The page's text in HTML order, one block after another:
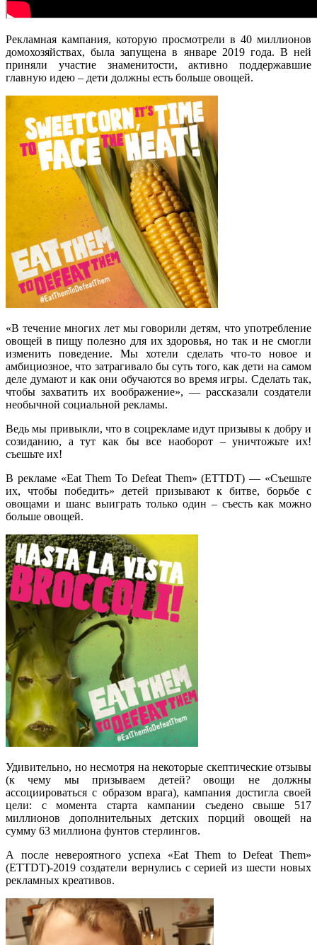
Рекламная кампания, которую просмотрели в 40 миллионов
домохозяйствах, была запущена в январе 2019 года. В ней
приняли участие знаменитости, активно поддержавшие
главную идею – дети должны есть больше овощей.
«В течение многих лет мы говорили детям, что употребление
овощей в пищу полезно для их здоровья, но так и не смогли
изменить поведение. Мы хотели сделать что-то новое и
амбициозное, что затрагивало бы суть того, как дети на самом
деле думают и как они обучаются во время игры. Сделать так,
чтобы захватить их воображение», — рассказали создатели
необычной социальной рекламы.
Ведь мы привыкли, что в соцрекламе идут призывы к добру и
созиданию, а тут как бы все наоборот – уничтожьте их!
съешьте их!
В рекламе «Eat Them To Defeat Them» (ETTDT) — «Съешьте
их, чтобы победить» детей призывают к битве, борьбе с
овощами и шанс выиграть только один – съесть как можно
больше овощей.
Удивительно, но несмотря на некоторые скептические отзывы
(к чему мы призываем детей? овощи не должны
ассоциироваться с образом врага), кампания достигла своей
цели: с момента старта кампании съедено свыше 517
миллионов дополнительных детских порций овощей на
сумму 63 миллиона фунтов стерлингов.
А после невероятного успеха «Eat Them to Defeat Them»
(ETTDT)-2019 создатели вернулись с серией из шести новых
рекламных креативов.